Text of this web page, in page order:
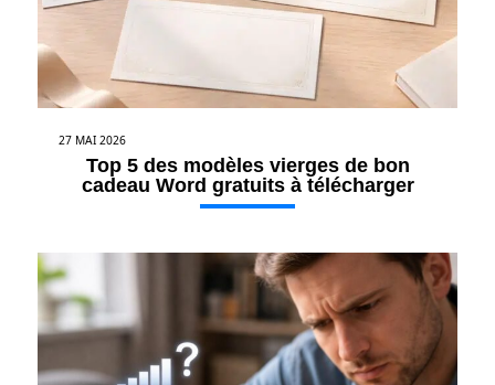
27 MAI 2026
Top 5 des modèles vierges de bon
cadeau Word gratuits à télécharger